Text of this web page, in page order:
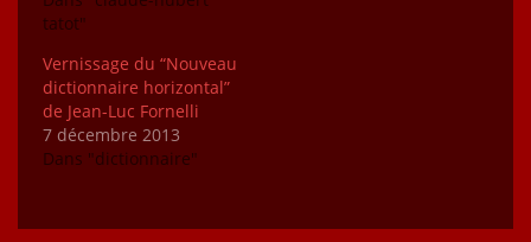
tatot"
Vernissage du “Nouveau
dictionnaire horizontal”
de Jean-Luc Fornelli
7 décembre 2013
Dans "dictionnaire"